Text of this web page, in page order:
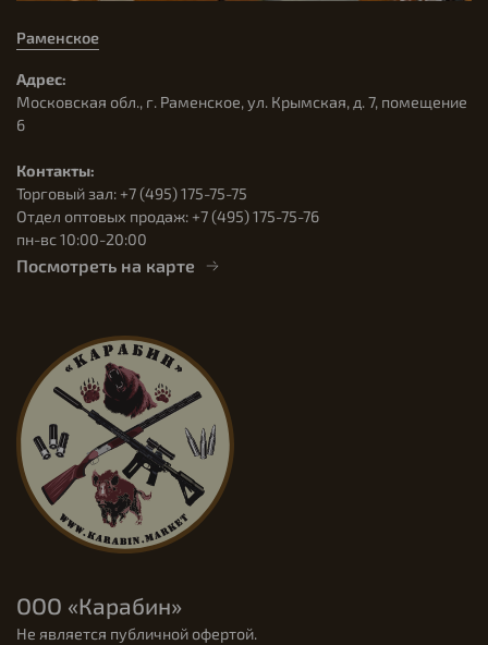
Раменское
Адрес:
Московская обл., г. Раменское, ул. Крымская, д. 7, помещение
6
Контакты:
Торговый зал: +7 (495) 175-75-75
Отдел оптовых продаж: +7 (495) 175-75-76
пн-вс 10:00-20:00
Посмотреть на карте
ООО «Карабин»
Не является публичной офертой.